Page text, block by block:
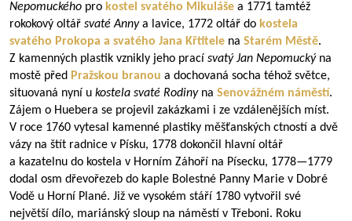
Nepomuckého pro kostel svatého Mikuláše a 1771 tamtéž
rokokový oltář svaté Annya lavice, 1772 oltář do kostela
svatého Prokopa a svatého Jana Křtitele na Starém Městě.
Z kamenných plastik vznikly jeho prací svatý Jan Nepomucký na
mostě před Pražskou branou a dochovaná socha téhož světce,
situovaná nyní u kostela svaté Rodiny na Senovážném náměstí.
Zájem o Huebera se projevil zakázkami i ze vzdálenějších míst.
V roce 1760 vytesal kamenné plastiky měšťanských ctností a dvě
vázy na štít radnice v Písku, 1778 dokončil hlavní oltář
a kazatelnu do kostela v Horním Záhoří na Písecku, 1778—1779
dodal osm dřevořezeb do kaple Bolestné Panny Marie v Dobré
Vodě u Horní Plané. Již ve vysokém stáří 1780 vytvořil své
největší dílo, mariánský sloup na náměstí v Třeboni. Roku